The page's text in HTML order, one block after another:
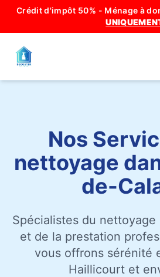
Crédit d'impôt 50% - Ménage à
Nos
nettoyage
de-
Spécialistes du nettoyage
et de la prestation
vous offrons sérénité
Haillicourt et